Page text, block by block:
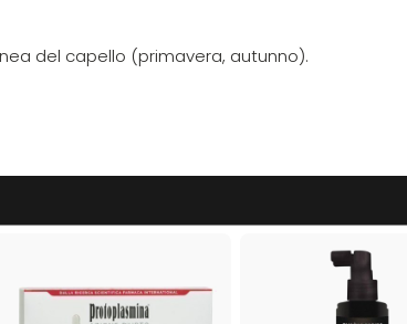
del capello (primavera, autunno).